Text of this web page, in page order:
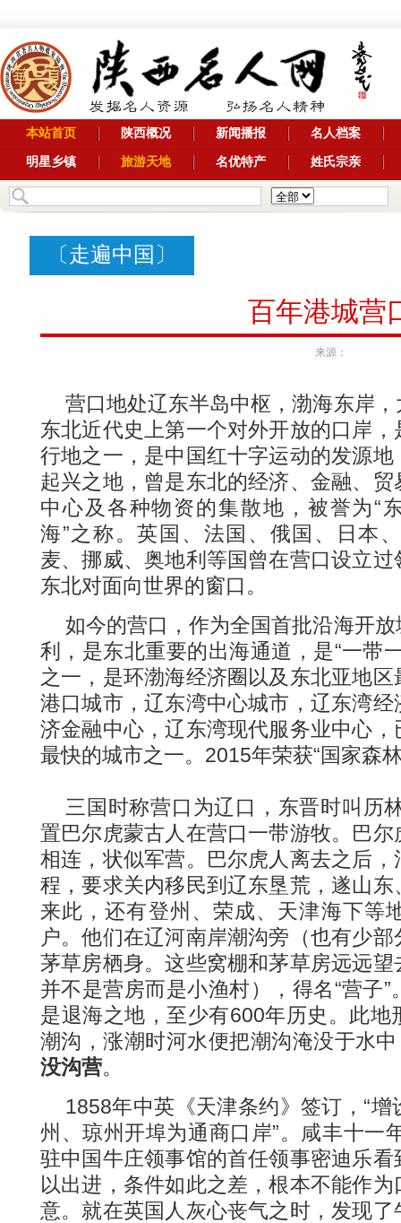
本站首页 陕西概况 新闻播报 名人档案
明星乡镇 旅游天地 名优特产 姓氏宗亲
〔走遍中国 〕
百年港城营
来源：
营口地处辽东半岛中枢，渤海东岸
东北近代史上第一个对外开放的口岸
行地之一，是中国红十字运动的发源
起兴之地，曾是东北的经济、金融、
中心及各种物资的集散地，被誉为“
海”之称。英国、法国、俄国、日本
麦、挪威、奥地利等国曾在营口设立
东北对面向世界的窗口。
如今的营口，作为全国首批沿海开
利，是东北重要的出海通道，是“一带
之一，是环渤海经济圈以及东北亚地
港口城市，辽东湾中心城市，辽东湾
济金融中心，辽东湾现代服务业中心
最快的城市之一。2015年荣获“国家森
三国时称营口为辽口，东晋时叫历
置巴尔虎蒙古人在营口一带游牧。巴
相连，状似军营。巴尔虎人离去之后
程，要求关内移民到辽东垦荒，遂山
来此，还有登州、荣成、天津海下等
户。他们在辽河南岸潮沟旁（也有少
茅草房栖身。这些窝棚和茅草房远远
并不是营房而是小渔村），得名“营子
是退海之地，至少有600年历史。此地
潮沟，涨潮时河水便把潮沟淹没于水
没沟营。
1858年中英《天津条约》签订，“
州、琼州开埠为通商口岸”。咸丰十一
驻中国牛庄领事馆的首任领事密迪乐
以出进，条件如此之差，根本不能作
意。就在英国人灰心丧气之时，发现